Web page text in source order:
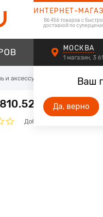
ИНТЕРНЕТ-
86 456 товаров с
доставкой по
Ваш
Да, верно
МОСКВА
1 магазин, 3
и аксессуары Одежда для
Добавьте свой отзыв. Он